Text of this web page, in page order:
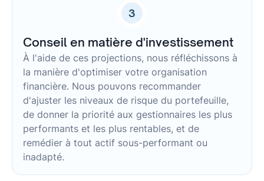
3
Conseil en matière d'investissement
À l'aide de ces projections, nous réfléchissons à
la manière d'optimiser votre organisation
financière. Nous pouvons recommander
d'ajuster les niveaux de risque du portefeuille,
de donner la priorité aux gestionnaires les plus
performants et les plus rentables, et de
remédier à tout actif sous-performant ou
inadapté.